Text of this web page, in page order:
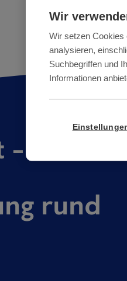
-
rund
Wir
Wir setzen Cookies
analysieren,
Suchbegriffen und
Informationen